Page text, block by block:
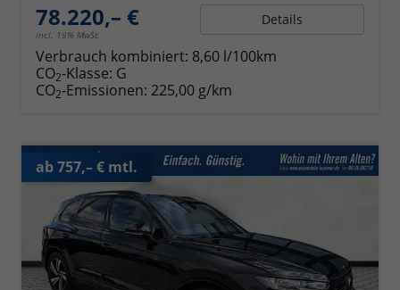
78.220,– €
incl. 19% MwSt.
Details
Verbrauch kombiniert: 8,60 l/100km
CO2-Klasse: G
CO2-Emissionen: 225,00 g/km
ab 757,– € mtl.